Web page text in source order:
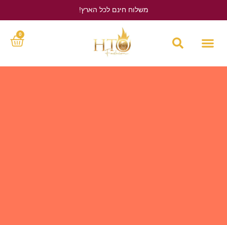
משלוח חינם לכל הארץ!
0